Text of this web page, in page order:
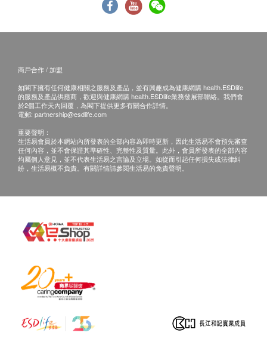
1支收集鼻拭子樣本
使用方法：
引致的損失、損害、受傷或法律訴訟，健康網購
health.ESDlife概不負責。一切有關的索償或查詢，須
向提供服務之體檢中心或商戶提出。
商戶合作 / 加盟
如閣下擁有任何健康相關之服務及產品，並有興趣成為健康網購 health.ESDlife
的服務及產品供應商，歡迎與健康網購 health.ESDlife業務發展部聯絡。我們會
於2個工作天內回覆，為閣下提供更多有關合作詳情。
電郵: partnership@esdlife.com
重要聲明：
生活易會員於本網站內所發表的全部內容為即時更新，因此生活易不會預先審查
任何內容，並不會保證其準確性、完整性及質量。此外，會員所發表的全部內容
均屬個人意見，並不代表生活易之言論及立場。如從而引起任何損失或法律糾
紛，生活易概不負責。有關詳情請參閱生活易的免責聲明。